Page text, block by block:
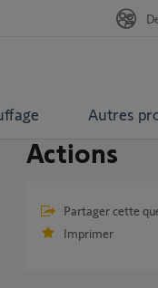
Autres
Actions
Partager cette
Imprimer